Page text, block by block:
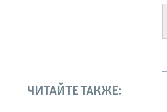
ЧИТАЙТЕ ТАКЖЕ: